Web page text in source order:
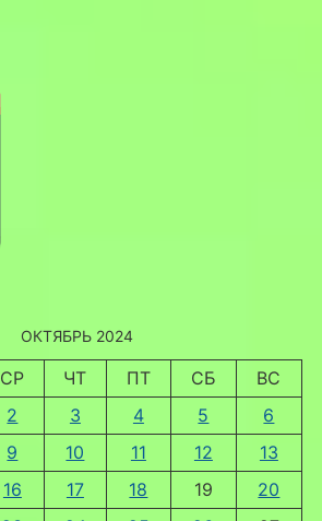
ОКТЯБРЬ 2024
СР ЧТ ПТ СБ
ВС
2 3 4 5
6
9 10 11 12
13
16 17 18 19
20